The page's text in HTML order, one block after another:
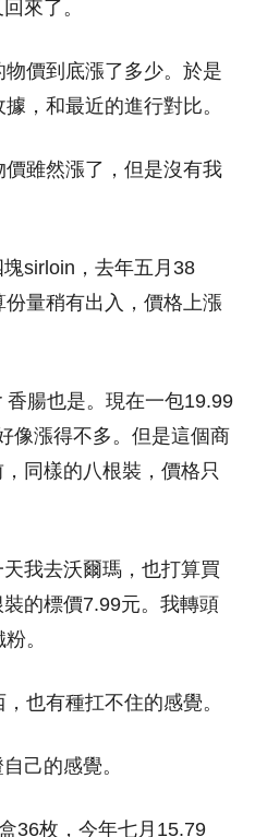
來了。
價到底漲了多少。於是
，和最近的進行對比。
雖然漲了，但是沒有我
sirloin，去年五月38
量稍有出入，價格上漲
腸也是。現在一包19.99
像漲得不多。但是這個商
同樣的八根裝，價格只
我去沃爾瑪，也打算買
的標價7.99元。我轉頭
。
也有種扛不住的感覺。
己的感覺。
36枚，今年七月15.79